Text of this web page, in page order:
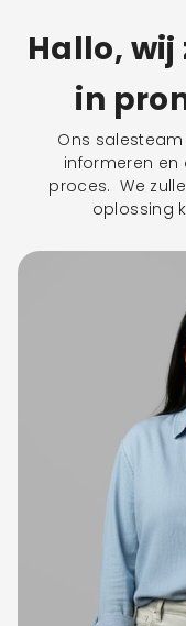
Hallo,
in
Ons
informeren en
proces. We
oplossing